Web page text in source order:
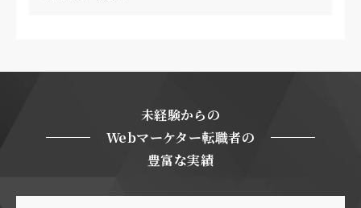
未経験からの
Webマーケター転職者の
豊富な実績